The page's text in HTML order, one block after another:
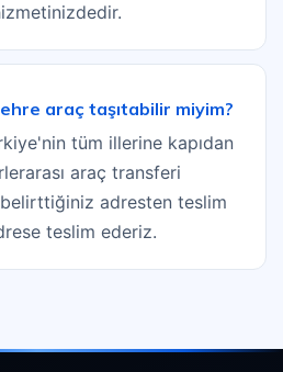
araç taşıtabilir miyim?
tüm illerine kapıdan
araç transferi
belirttiğiniz adresten teslim
teslim ederiz.